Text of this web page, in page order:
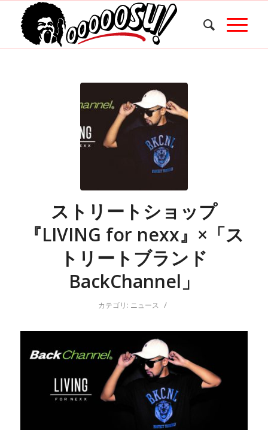
ストリートショップ
『LIVING for nexx』×「ス
トリートブランド
BackChannel」
カテゴリ: ニュース /